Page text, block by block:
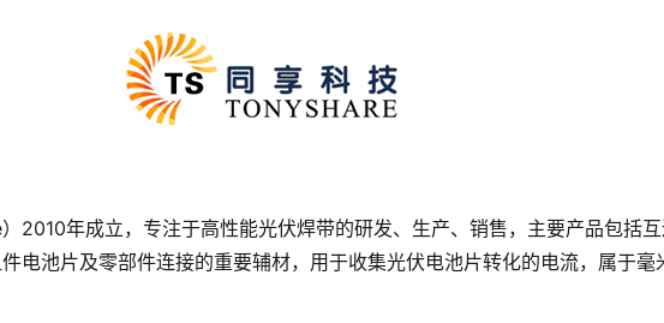
2010年成立，专注于高性能光伏焊带的研发、生产、销售，主要产品包括
电池片及零部件连接的重要辅材，用于收集光伏电池片转化的电流，属于毫